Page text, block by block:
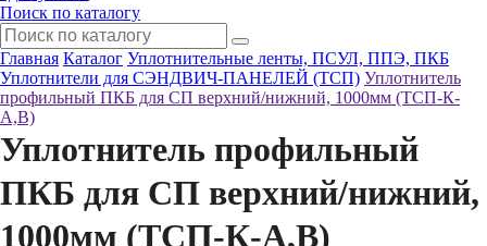
Поиск по каталогу
Главная Каталог Уплотнительные ленты, ПСУЛ, ППЭ, ПКБ
Уплотнители для СЭНДВИЧ-ПАНЕЛЕЙ (ТСП) Уплотнитель
профильный ПКБ для СП верхний/нижний, 1000мм (ТСП-К-
А,В)
Уплотнитель профильный
ПКБ для СП верхний/нижний,
1000мм (ТСП-К-А,В)